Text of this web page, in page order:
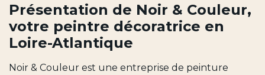
Présentation de Noir & Couleur,
votre peintre décoratrice en
Loire-Atlantique
Noir & Couleur est une entreprise de peinture